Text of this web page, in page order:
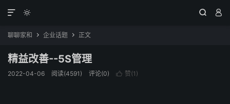
  

聊聊家和  企业话题  正文
精益改善--5S管理
2022-04-06 阅读(4591) 评论(0)  赞(1 )